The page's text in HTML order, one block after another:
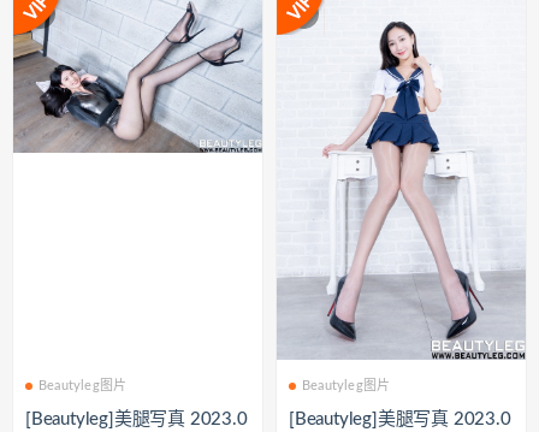
Beautyleg图片
[Beautyleg]美腿写真 2023.0
Beautyleg图片
[Beautyleg]美腿写真 2023.0